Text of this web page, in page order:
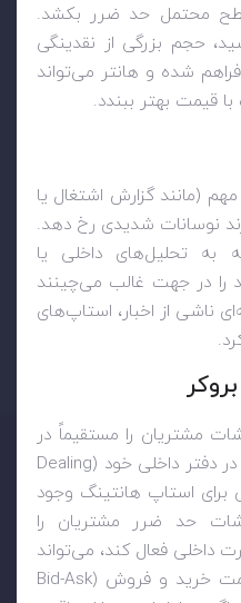
سطح محتمل حد ضرر بکشد.
حجم بزرگی از نقدینگی
شده و هانتر می‌تواند
قیمت بهتر ببندد.
(مانند گزارش اشتغال یا
نوسانات شدیدی رخ دهد.
به تحلیل‌های داخلی یا
را در جهت غالب می‌چینند
ناشی از اخبار، استاپ‌های
مشتریان را مستقیماً در
در دفتر داخلی خود (Dealing
برای استاپ هانتینگ وجود
حد ضرر مشتریان را
فعال کند، می‌تواند
خرید و فروش (Bid-Ask